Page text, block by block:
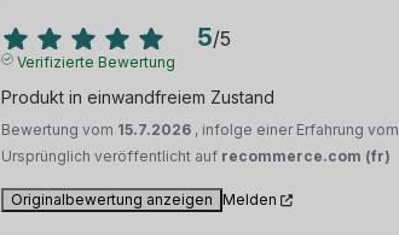
5/5
Verifizierte Bewertung
Produkt in einwandfreiem Zustand
Bewertung vom 15.7.2026 , infolge einer Erfahrung vom
Ursprünglich veröffentlicht auf recommerce.com (fr)
Originalbewertung anzeigen Melden